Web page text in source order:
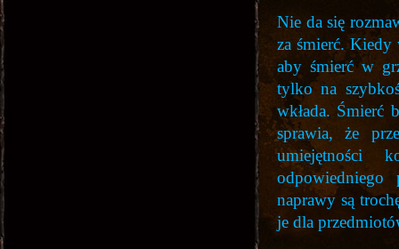
Nie da się
za śmierć.
aby śmierć w
tylko na
wkłada. Śmierć
sprawia, że
umiejętności
naprawy są
je dla